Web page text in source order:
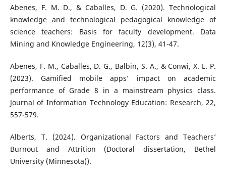
Abenes, F. M. D., & Caballes, D. G. (2020). Technological
knowledge and technological pedagogical knowledge of
science teachers: Basis for faculty development. Data
Mining and Knowledge Engineering, 12(3), 41-47.
Abenes, F. M., Caballes, D. G., Balbin, S. A., & Conwi, X. L. P.
(2023). Gamified mobile apps’ impact on academic
performance of Grade 8 in a mainstream physics class.
Journal of Information Technology Education: Research, 22,
557-579.
Alberts, T. (2024). Organizational Factors and Teachers’
Burnout and Attrition (Doctoral dissertation, Bethel
University (Minnesota)).